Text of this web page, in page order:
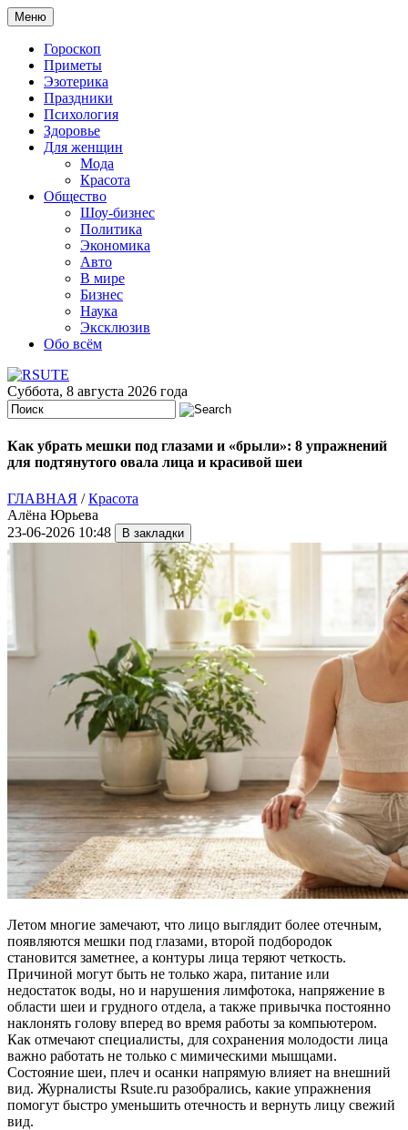
Меню
Гороскоп
Приметы
Эзотерика
Праздники
Психология
Здоровье
Для женщин
Мода
Красота
Общество
Шоу-бизнес
Политика
Экономика
Авто
В мире
Бизнес
Наука
Эксклюзив
Обо всём
Суббота, 8 августа 2026 года
Как убрать мешки под глазами и «брыли»: 8 упражнений
для подтянутого овала лица и красивой шеи
ГЛАВНАЯ /Красота
Алёна Юрьева
23-06-2026 10:48
Летом многие замечают, что лицо выглядит более отечным,
появляются мешки под глазами, второй подбородок
становится заметнее, а контуры лица теряют четкость.
Причиной могут быть не только жара, питание или
недостаток воды, но и нарушения лимфотока, напряжение в
области шеи и грудного отдела, а также привычка постоянно
наклонять голову вперед во время работы за компьютером.
Как отмечают специалисты, для сохранения молодости лица
важно работать не только с мимическими мышцами.
Состояние шеи, плеч и осанки напрямую влияет на внешний
вид. Журналисты Rsute.ru разобрались, какие упражнения
помогут быстро уменьшить отечность и вернуть лицу свежий
вид.